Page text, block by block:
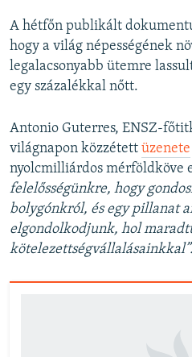
A hétfőn publikált
hogy a világ népességének
legalacsonyabb ütemre
egy százalékkal nőtt.
Antonio Guterres, ENSZ-
világnapon közzétett üzenete
nyolcmilliárdos mérföldköve
felelősségünkre, hogy
bolygónkról, és egy pillanat
elgondolkodjunk, hol
kötelezettségvállalásainkkal”.